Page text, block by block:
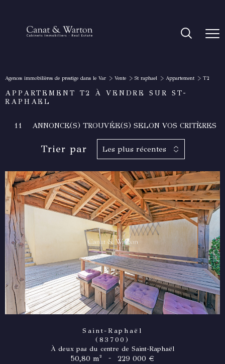
Agences immobilières de prestige dans le Var Vente St raphael Appartement T2
APPARTEMENT T2 À VENDRE SUR ST-
RAPHAEL
11 ANNONCE(S) TROUVÉE(S) SELON VOS CRITÈRES
Trier par Les plus récentes
Saint-Raphaël
(83700)
À deux pas du centre de Saint-Raphaël
50,80 m² - 229 000 €